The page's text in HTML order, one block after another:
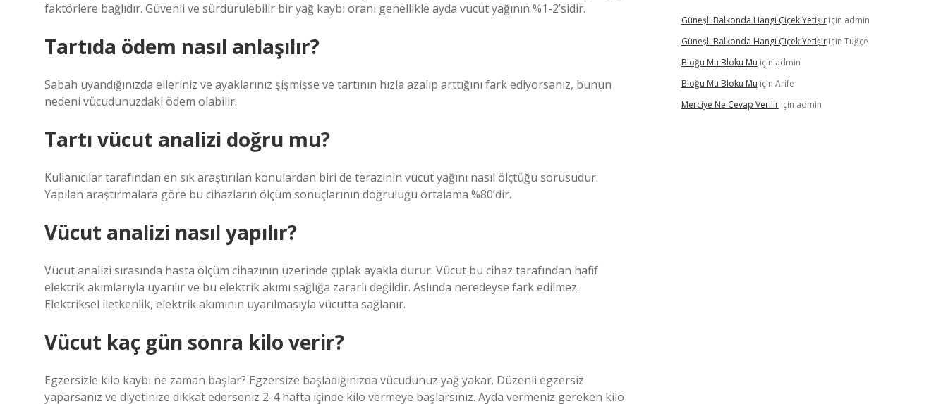
faktörlere bağlıdır. Güvenli ve sürdürülebilir bir yağ kaybı oranı genellikle ayda vücut yağının %1-2’sidir.
Tartıda ödem nasıl anlaşılır?
Sabah uyandığınızda elleriniz ve ayaklarınız şişmişse ve tartının hızla azalıp arttığını fark ediyorsanız, bunun
nedeni vücudunuzdaki ödem olabilir.
Tartı vücut analizi doğru mu?
Kullanıcılar tarafından en sık araştırılan konulardan biri de terazinin vücut yağını nasıl ölçtüğü sorusudur.
Yapılan araştırmalara göre bu cihazların ölçüm sonuçlarının doğruluğu ortalama %80’dir.
Vücut analizi nasıl yapılır?
Vücut analizi sırasında hasta ölçüm cihazının üzerinde çıplak ayakla durur. Vücut bu cihaz tarafından hafif
elektrik akımlarıyla uyarılır ve bu elektrik akımı sağlığa zararlı değildir. Aslında neredeyse fark edilmez.
Elektriksel iletkenlik, elektrik akımının uyarılmasıyla vücutta sağlanır.
Vücut kaç gün sonra kilo verir?
Egzersizle kilo kaybı ne zaman başlar? Egzersize başladığınızda vücudunuz yağ yakar. Düzenli egzersiz
yaparsanız ve diyetinize dikkat ederseniz 2-4 hafta içinde kilo vermeye başlarsınız. Ayda vermeniz gereken kilo
Güneşli Balkonda Hangi Çiçek Yetişiriçin admin
Güneşli Balkonda Hangi Çiçek Yetişiriçin Tuğçe
Bloğu Mu Bloku Mu için admin
Bloğu Mu Bloku Mu için Arife
Merciye Ne Cevap Veriliriçin admin